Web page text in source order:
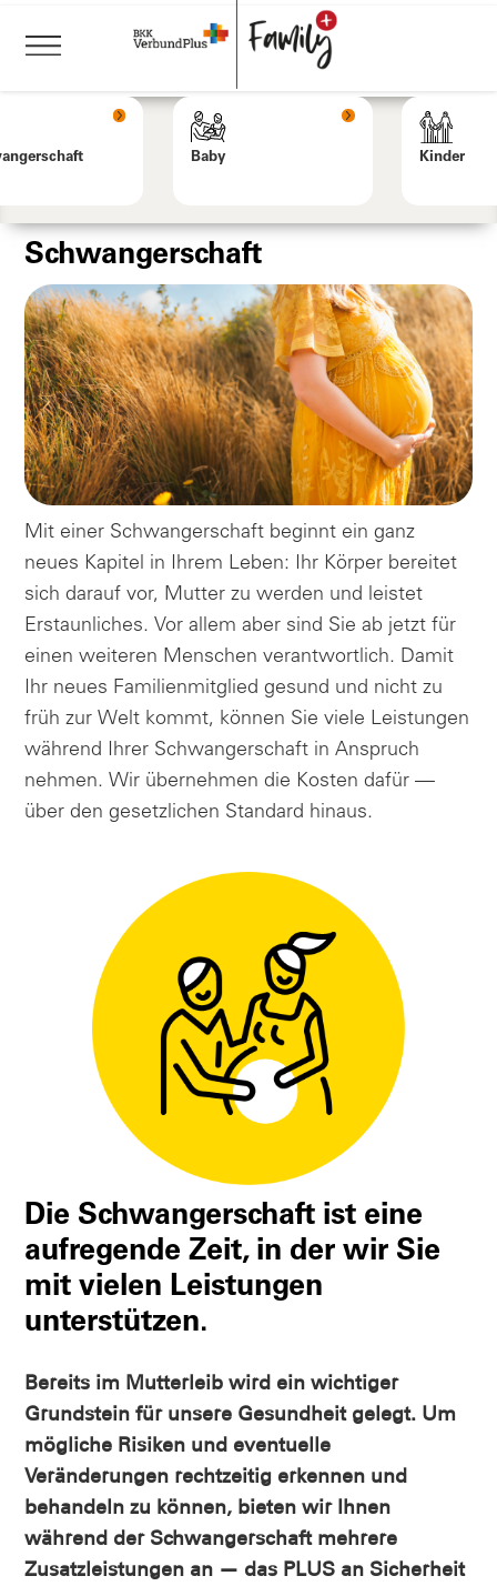
Baby Kinder
Schwangerschaft
Mit einer Schwangerschaft beginnt ein ganz
neues Kapitel in Ihrem Leben: Ihr Körper bereitet
sich darauf vor, Mutter zu werden und leistet
Erstaunliches. Vor allem aber sind Sie ab jetzt für
einen weiteren Menschen verantwortlich. Damit
Ihr neues Familienmitglied gesund und nicht zu
früh zur Welt kommt, können Sie viele Leistungen
während Ihrer Schwangerschaft in Anspruch
nehmen. Wir übernehmen die Kosten dafür —
über den gesetzlichen Standard hinaus.
Die Schwangerschaft ist eine
aufregende Zeit, in der wir Sie
mit vielen Leistungen
unterstützen.
Bereits im Mutterleib wird ein wichtiger
Grundstein für unsere Gesundheit gelegt. Um
mögliche Risiken und eventuelle
Veränderungen rechtzeitig erkennen und
behandeln zu können, bieten wir Ihnen
während der Schwangerschaft mehrere
Zusatzleistungen an — das PLUS an Sicherheit